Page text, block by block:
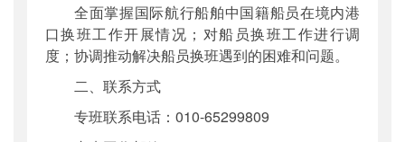
全面掌握国际航行船舶中国籍船员在境内港
口换班工作开展情况；对船员换班工作进行调
度；协调推动解决船员换班遇到的困难和问题。
二、联系方式
专班联系电话：010-65299809